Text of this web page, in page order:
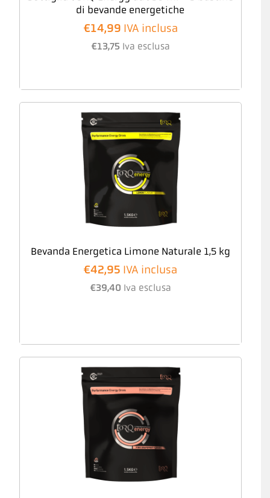
di bevande energetiche
€14,99 IVA inclusa
€13,75 Iva esclusa
Bevanda Energetica Limone Naturale 1,5 kg
€42,95 IVA inclusa
€39,40 Iva esclusa